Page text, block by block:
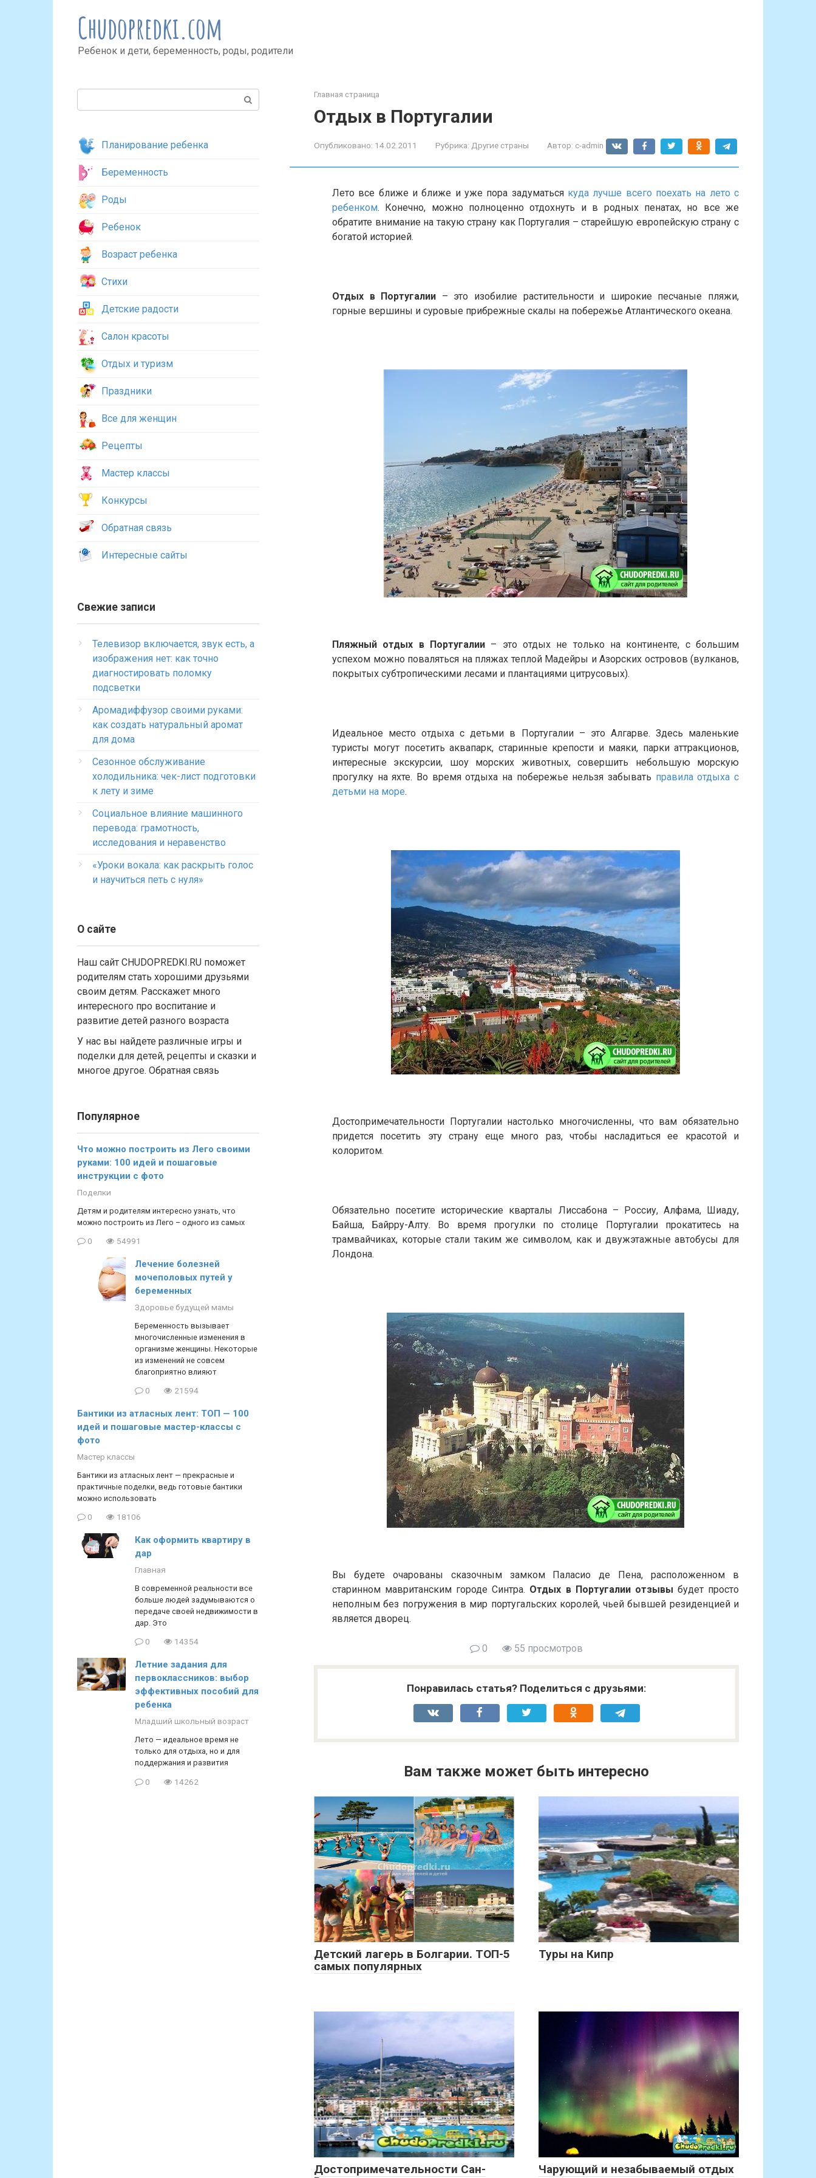
Chudopredki.com
Ребенок и дети, беременность, роды, родители
Главная страница
Отдых в Португалии
Опубликовано: 14.02.2011 Рубрика: Другие страны Автор: c-admin
Лето все ближе и ближе и уже пора задуматься куда лучше всего поехать на лето с
ребенком. Конечно, можно полноценно отдохнуть и в родных пенатах, но все же
обратите внимание на такую страну как Португалия – старейшую европейскую страну с
богатой историей.
Отдых в Португалии – это изобилие растительности и широкие песчаные пляжи,
горные вершины и суровые прибрежные скалы на побережье Атлантического океана.
Пляжный отдых в Португалии – это отдых не только на континенте, с большим
успехом можно поваляться на пляжах теплой Мадейры и Азорских островов (вулканов,
покрытых субтропическими лесами и плантациями цитрусовых).
Идеальное место отдыха с детьми в Португалии – это Алгарве. Здесь маленькие
туристы могут посетить аквапарк, старинные крепости и маяки, парки аттракционов,
интересные экскурсии, шоу морских животных, совершить небольшую морскую
прогулку на яхте. Во время отдыха на побережье нельзя забывать правила отдыха с
детьми на море.
Достопримечательности Португалии настолько многочисленны, что вам обязательно
придется посетить эту страну еще много раз, чтобы насладиться ее красотой и
колоритом.
Обязательно посетите исторические кварталы Лиссабона – Россиу, Алфама, Шиаду,
Байша, Байрру-Алту. Во время прогулки по столице Португалии прокатитесь на
трамвайчиках, которые стали таким же символом, как и двужэтажные автобусы для
Лондона.
Вы будете очарованы сказочным замком Паласио де Пена, расположенном в
старинном мавританским городе Синтра. Отдых в Португалии отзывы будет просто
неполным без погружения в мир португальских королей, чьей бывшей резиденцией и
является дворец.
0 55 просмотров
Понравилась статья? Поделиться с друзьями:
Вам также может быть интересно
Детский лагерь в Болгарии. ТОП-5
самых популярных
Туры на Кипр
Достопримечательности Сан-
Чарующий и незабываемый отдых
Планирование ребенка
Беременность
Роды
Ребенок
Возраст ребенка
Стихи
Детские радости
Салон красоты
Отдых и туризм
Праздники
Все для женщин
Рецепты
Мастер классы
Конкурсы
Обратная связь
Интересные сайты
Свежие записи
Телевизор включается, звук есть, а
изображения нет: как точно
диагностировать поломку
подсветки
Аромадиффузор своими руками:
как создать натуральный аромат
для дома
Сезонное обслуживание
холодильника: чек-лист подготовки
к лету и зиме
Социальное влияние машинного
перевода: грамотность,
исследования и неравенство
«Уроки вокала: как раскрыть голос
и научиться петь с нуля»
О сайте
Наш сайт CHUDOPREDKI.RU поможет
родителям стать хорошими друзьями
своим детям. Расскажет много
интересного про воспитание и
развитие детей разного возраста
У нас вы найдете различные игры и
поделки для детей, рецепты и сказки и
многое другое. Обратная связь
Популярное
Что можно построить из Лего своими
руками: 100 идей и пошаговые
инструкции с фото
Поделки
Детям и родителям интересно узнать, что
можно построить из Лего – одного из самых
0 54991
Лечение болезней
мочеполовых путей у
беременных
Здоровье будущей мамы
Беременность вызывает
многочисленные изменения в
организме женщины. Некоторые
из изменений не совсем
благоприятно влияют
0 21594
Бантики из атласных лент: ТОП — 100
идей и пошаговые мастер-классы с
фото
Мастер классы
Бантики из атласных лент — прекрасные и
практичные поделки, ведь готовые бантики
можно использовать
0 18106
Как оформить квартиру в
дар
Главная
В современной реальности все
больше людей задумываются о
передаче своей недвижимости в
дар. Это
0 14354
Летние задания для
первоклассников: выбор
эффективных пособий для
ребенка
Младший школьный возраст
Лето — идеальное время не
только для отдыха, но и для
поддержания и развития
0 14262